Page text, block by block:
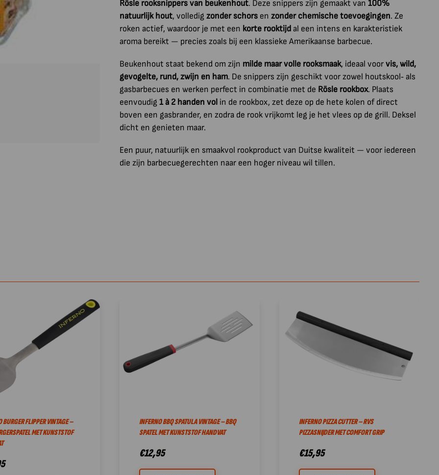
Rösle rooksnippers van beukenhout. Deze snippers zijn gemaakt van 100%
natuurlijk hout, volledig zonder schors en zonder chemische toevoegingen. Ze
roken actief, waardoor je met een korte rooktijd al een intens en karakteristiek
aroma bereikt — precies zoals bij een klassieke Amerikaanse barbecue.
Beukenhout staat bekend om zijn milde maar volle rooksmaak, ideaal voorvis, wild,
gevogelte, rund, zwijn en ham. De snippers zijn geschikt voor zowel houtskool‑ als
gasbarbecues en werken perfect in combinatie met de Rösle rookbox. Plaats
eenvoudig 1 à 2 handen vol in de rookbox, zet deze op de hete kolen of direct
boven een gasbrander, en zodra de rook vrijkomt leg je het vlees op de grill. Deksel
dicht en genieten maar.
Een puur, natuurlijk en smaakvol rookproduct van Duitse kwaliteit — voor iedereen
die zijn barbecuegerechten naar een hoger niveau wil tillen.
BURGER FLIPPER VINTAGE –
MET KUNSTSTOF
INFERNO BBQ SPATULA VINTAGE – BBQ
SPATEL MET KUNSTSTOF HANDVAT
€12,95
INFERNO PIZZA CUTTER – RVS
PIZZASNIJDER MET COMFORT GRIP
€15,95